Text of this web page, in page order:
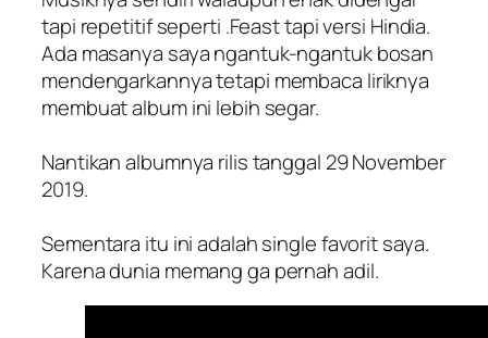
tapi repetitif seperti .Feast tapi versi Hindia.
Ada masanya saya ngantuk-ngantuk bosan
mendengarkannya tetapi membaca liriknya
membuat album ini lebih segar.
Nantikan albumnya rilis tanggal 29 November
2019.
Sementara itu ini adalah single favorit saya.
Karena dunia memang ga pernah adil.